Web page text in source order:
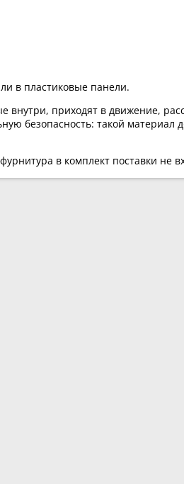
в пластиковые панели.
приходят в движение,
безопасность: такой материал
в комплект поставки не